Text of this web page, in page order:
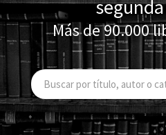
Más de 90.000